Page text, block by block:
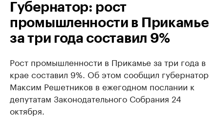
Губернатор: рост
промышленности в Прикамье
за три года составил 9%
Рост промышленности в Прикамье за три года в
крае составил 9%. Об этом сообщил губернатор
Максим Решетников в ежегодном послании к
депутатам Законодательного Собрания 24
октября.